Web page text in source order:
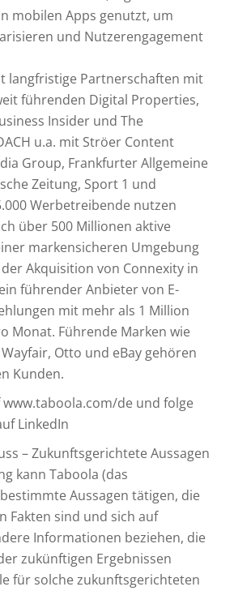
mobilen Apps genutzt, um
und Nutzerengagement
langfristige Partnerschaften mit
führenden Digital Properties,
Insider und The
u.a. mit Ströer Content
Group, Frankfurter Allgemeine
Zeitung, Sport 1 und
Werbetreibende nutzen
über 500 Millionen aktive
markensicheren Umgebung
Akquisition von Connexity in
führender Anbieter von E-
mit mehr als 1 Million
Monat. Führende Marken wie
Wayfair, Otto und eBay gehören
Kunden.
de und folge
LinkedIn
– Zukunftsgerichtete Aussagen
kann Taboola (das
Aussagen tätigen, die
Fakten sind und sich auf
Informationen beziehen, die
zukünftigen Ergebnissen
für solche zukunftsgerichteten